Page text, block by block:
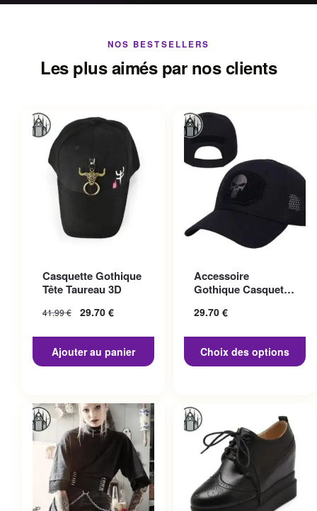
NOS BESTSELLERS
Les plus aimés par nos clients
Casquette Gothique
Tête Taureau 3D
41.99€ 29.70 €
Ajouter au panier
Accessoire
Gothique Casquette
29.70 €
Choix des options
variations. Les options
peuvent être choisies sur la
page du produit